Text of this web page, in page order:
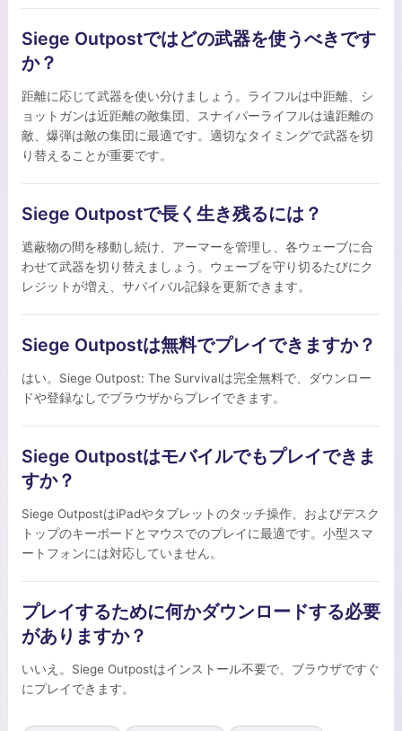
Siege Outpostではどの武器を使うべきです
か？
距離に応じて武器を使い分けましょう。ライフルは中距離、シ
ョットガンは近距離の敵集団、スナイパーライフルは遠距離の
敵、爆弾は敵の集団に最適です。適切なタイミングで武器を切
り替えることが重要です。
Siege Outpostで長く生き残るには？
遮蔽物の間を移動し続け、アーマーを管理し、各ウェーブに合
わせて武器を切り替えましょう。ウェーブを守り切るたびにク
レジットが増え、サバイバル記録を更新できます。
Siege Outpostは無料でプレイできますか？
はい。Siege Outpost: The Survivalは完全無料で、ダウンロー
ドや登録なしでブラウザからプレイできます。
Siege Outpostはモバイルでもプレイできま
すか？
Siege OutpostはiPadやタブレットのタッチ操作、およびデスク
トップのキーボードとマウスでのプレイに最適です。小型スマ
ートフォンには対応していません。
プレイするために何かダウンロードする必要
がありますか？
いいえ。Siege Outpostはインストール不要で、ブラウザですぐ
にプレイできます。